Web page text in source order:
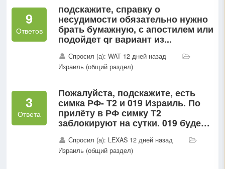
9
Ответов
подскажите, справку о
несудимости обязательно нужно
брать бумажную, с апостилем или
подойдет qr вариант из...
Спросил (а): WAT 12 дней назад
Израиль (общий раздел)
3
Ответа
Пожалуйста, подскажите, есть
симка РФ- Т2 и 019 Израиль. По
прилёту в РФ симку Т2
заблокируют на сутки. 019 будет
подключить специальный тариф
у оператора?
Спросил (а): LEXAS 12 дней назад
Израиль (общий раздел)